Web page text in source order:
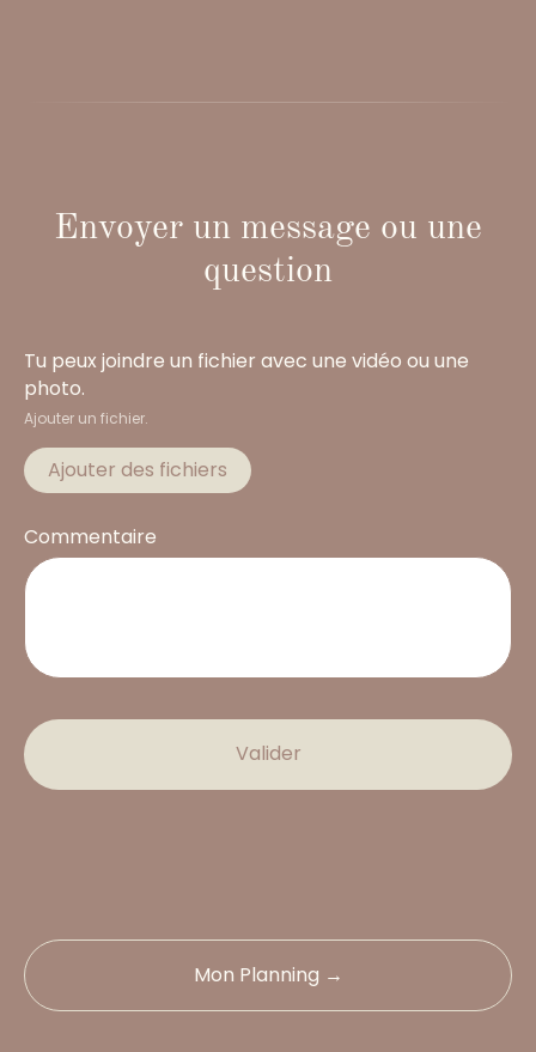
Envoyer un message ou une
question
Tu peux joindre un fichier avec une vidéo ou une
photo.
Ajouter un fichier.
Ajouter des fichiers
Commentaire
Valider
Mon Planning →